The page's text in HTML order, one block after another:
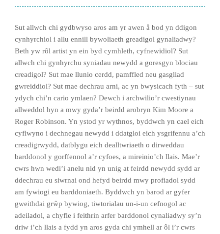
Sut allwch chi gydbwyso aros am yr awen â bod yn ddigon
cynhyrchiol i allu ennill bywoliaeth greadigol gynaliadwy?
Beth yw rôl artist yn ein byd cymhleth, cyfnewidiol? Sut
allwch chi gynhyrchu syniadau newydd a goresgyn blociau
creadigol? Sut mae llunio cerdd, pamffled neu gasgliad
gwreiddiol? Sut mae dechrau arni, ac yn bwysicach fyth – sut
ydych chi’n cario ymlaen? Dewch i archwilio’r cwestiynau
allweddol hyn a mwy gyda’r beirdd arobryn Kim Moore a
Roger Robinson. Yn ystod yr wythnos, byddwch yn cael eich
cyflwyno i dechnegau newydd i ddatgloi eich ysgrifennu a’ch
creadigrwydd, datblygu eich dealltwriaeth o dirweddau
barddonol y gorffennol a’r cyfoes, a mireinio’ch llais. Mae’r
cwrs hwn wedi’i anelu nid yn unig at feirdd newydd sydd ar
ddechrau eu siwrnai ond hefyd beirdd mwy profiadol sydd
am fywiogi eu barddoniaeth. Byddwch yn barod ar gyfer
gweithdai grŵp bywiog, tiwtorialau un-i-un cefnogol ac
adeiladol, a chyfle i feithrin arfer barddonol cynaliadwy sy’n
driw i’ch llais a fydd yn aros gyda chi ymhell ar ôl i’r cwrs